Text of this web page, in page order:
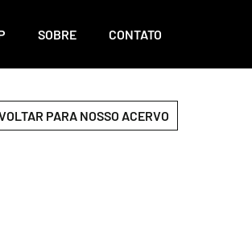
SOBRE CONTATO
PARA NOSSO ACERVO